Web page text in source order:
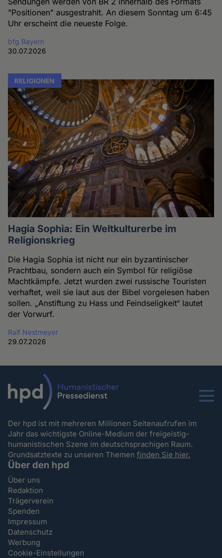
"Positionen" ausgestrahlt. An diesem Sonntag um 6:45
Uhr erscheint die neueste Folge.
bfg Bayern
30.07.2026
RELIGIONEN
Hagia Sophia: Ein Weltkulturerbe im
Religionskrieg
Die Hagia Sophia ist nicht nur ein byzantinischer
Prachtbau, sondern auch ein Symbol für religiöse
Machtkämpfe. Jetzt wurden zwei russische Touristen
verhaftet, weil sie laut aus der Bibel vorgelesen haben
sollen. „Anstiftung zu Hass und Feindseligkeit“ lautet
der Vorwurf.
Ralf Nestmeyer
29.07.2026
Menu
Der hpd ist mit mehreren Millionen Seitenaufrufen im
Jahr das wichtigste Online-Medium der freigeistig-
humanistischen Szene im deutschsprachigen Raum.
Grundsatztexte zu unseren Themenfinden Sie hier.
Über den hpd
Über uns
Redaktion
Trägerverein
Spenden
Impressum
Datenschutz
Werbung
Cookie-Einstellungen